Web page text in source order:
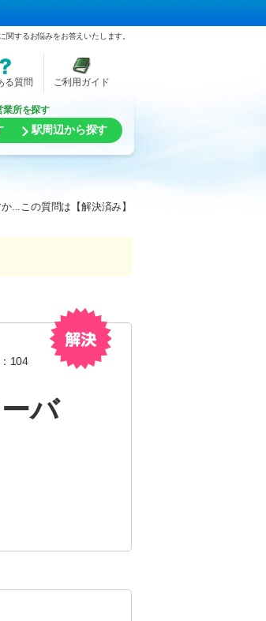
関するお悩みをお答えいたします。
る質問 ご利用ガイド
業所を探す
駅周辺から探す
...この質問は【解決済み】
104
バ